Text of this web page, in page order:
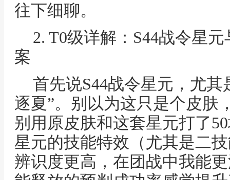
往下细聊。
2. T0级详解：S44战令星
案
首先说S44战令星元，尤
逐夏”。别以为这只是个皮肤
别用原皮肤和这套星元打了
星元的技能特效（尤其是二
辨识度更高，在团战中我能